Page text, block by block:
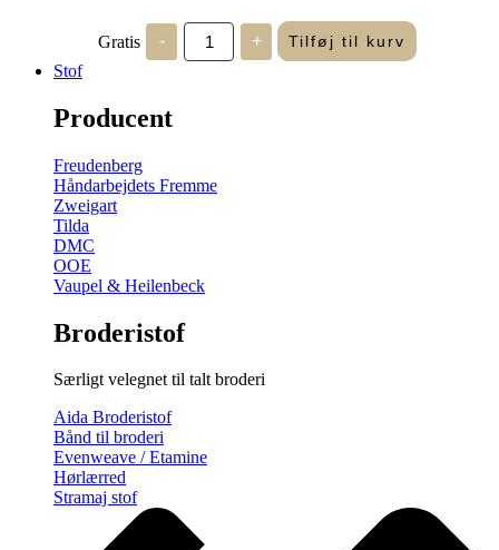
Gratis -
Verdens
broderidag
2026
+ Tilføj til kurv
Stof
Producent
Freudenberg
Håndarbejdets Fremme
Zweigart
Tilda
DMC
OOE
Vaupel & Heilenbeck
Broderistof
Særligt velegnet til talt broderi
Aida Broderistof
Bånd til broderi
Evenweave / Etamine
Hørlærred
Stramaj stof